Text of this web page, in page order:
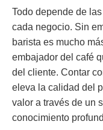
Todo depende de
cada negocio. Sin
barista es mucho
embajador del café
del cliente. Contar
eleva la calidad del
valor a través de un
conocimiento